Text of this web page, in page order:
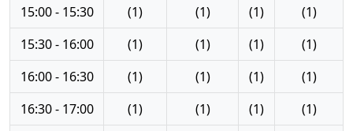
15:00 - 15:30
(1) (1) (1)
(1)
15:30 - 16:00
(1) (1) (1)
(1)
16:00 - 16:30
(1) (1) (1)
(1)
16:30 - 17:00
(1) (1) (1)
(1)